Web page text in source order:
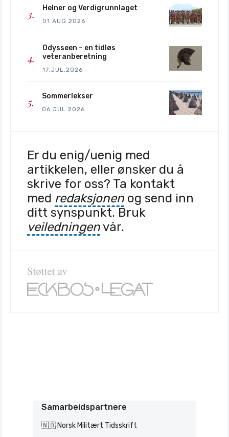
Helner og Verdigrunnlaget
01.AUG.2026
Odysseen – en tidløs
veteranberetning
17.JUL.2026
Sommerlekser
06.JUL.2026
Er du enig/uenig med
artikkelen, eller ønsker du å
skrive for oss? Ta kontakt
med redaksjonen og send inn
ditt synspunkt. Bruk
veiledningenvår.
Samarbeidspartnere
🇳🇴 Norsk Militært Tidsskrift